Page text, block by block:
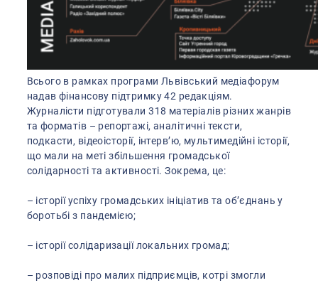
Всього в рамках програми Львівський медіафорум
надав фінансову підтримку 42 редакціям.
Журналісти підготували 318 матеріалів різних жанрів
та форматів – репортажі, аналітичні тексти,
подкасти, відеоісторії, інтерв’ю, мультимедійні історії,
що мали на меті збільшення громадської
солідарності та активності. Зокрема, це:
– історії успіху громадських ініціатив та об’єднань у
боротьбі з пандемією;
– історії солідаризації локальних громад;
– розповіді про малих підприємців, котрі змогли